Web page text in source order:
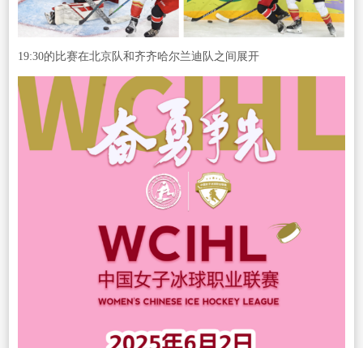
19:30的比赛在北京队和齐齐哈尔兰迪队之间展开